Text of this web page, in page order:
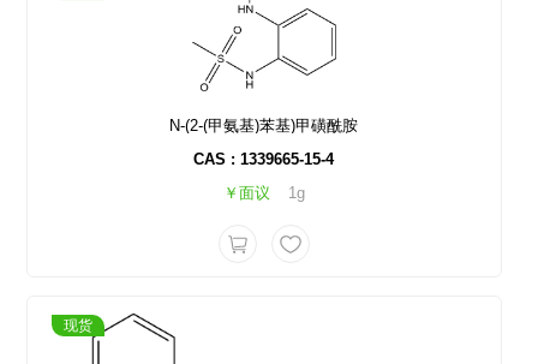
N-(2-(甲氨基)苯基)甲磺酰胺
CAS : 1339665-15-4
￥面议
1g
现货